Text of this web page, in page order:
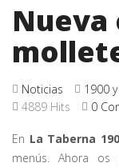
Nueva
Noticias 1900
4889 Hits
0
En La Taberna
menús. Ahora os